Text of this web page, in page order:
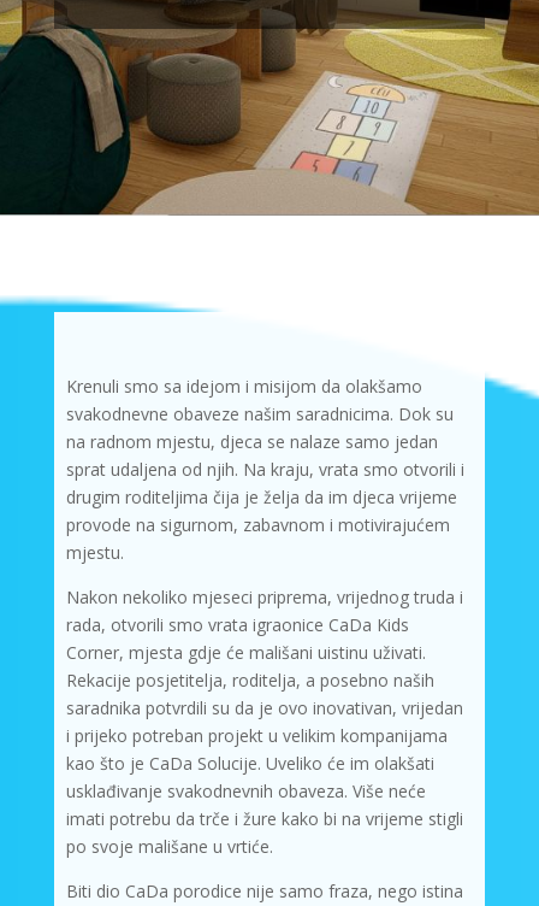
Krenuli smo sa idejom i misijom da olakšamo
svakodnevne obaveze našim saradnicima. Dok su
na radnom mjestu, djeca se nalaze samo jedan
sprat udaljena od njih. Na kraju, vrata smo otvorili i
drugim roditeljima čija je želja da im djeca vrijeme
provode na sigurnom, zabavnom i motivirajućem
mjestu.
Nakon nekoliko mjeseci priprema, vrijednog truda i
rada, otvorili smo vrata igraonice CaDa Kids
Corner, mjesta gdje će mališani uistinu uživati.
Rekacije posjetitelja, roditelja, a posebno naših
saradnika potvrdili su da je ovo inovativan, vrijedan
i prijeko potreban projekt u velikim kompanijama
kao što je CaDa Solucije. Uveliko će im olakšati
usklađivanje svakodnevnih obaveza. Više neće
imati potrebu da trče i žure kako bi na vrijeme stigli
po svoje mališane u vrtiće.
Biti dio CaDa porodice nije samo fraza, nego istina